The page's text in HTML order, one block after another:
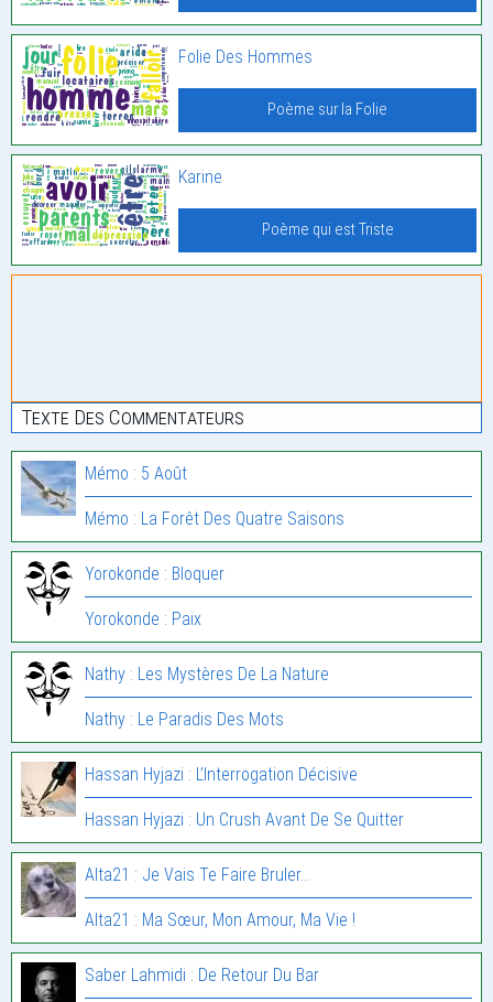
Folie Des Hommes
Poème sur la Folie
Karine
Poème qui est Triste
Texte Des Commentateurs
Mémo : 5 Août
Mémo : La Forêt Des Quatre Saisons
Yorokonde : Bloquer
Yorokonde : Paix
Nathy : Les Mystères De La Nature
Nathy : Le Paradis Des Mots
Hassan Hyjazi : L’Interrogation Décisive
Hassan Hyjazi : Un Crush Avant De Se Quitter
Alta21 : Je Vais Te Faire Bruler…
Alta21 : Ma Sœur, Mon Amour, Ma Vie !
Saber Lahmidi : De Retour Du Bar